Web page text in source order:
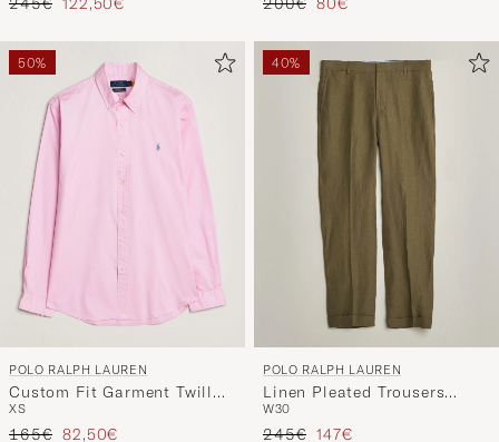
50%
POLO RALPH LAUREN
Custom Fit Garment Twill
Shirt Carmel Pink
XS
Regulärer Preis
165€ Reduzierter Preis
82,50€
40%
POLO RALPH LAUREN
Linen Pleated Trousers
Basic Olive
W30
Regulärer Preis
245€ Reduzierter Preis
147€